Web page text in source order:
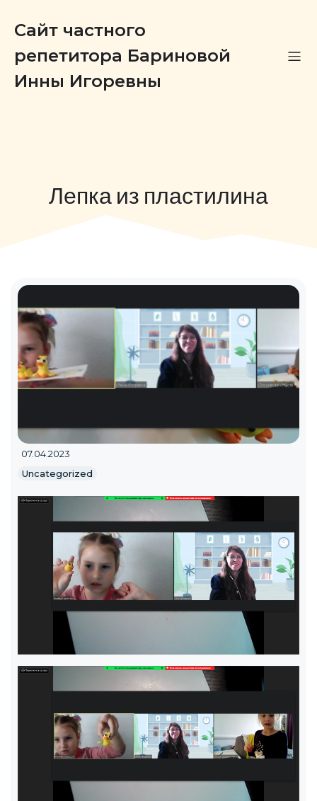
Сайт частного
репетитора Бариновой
Инны Игоревны
Лепка из пластилина
07.04.2023
Uncategorized